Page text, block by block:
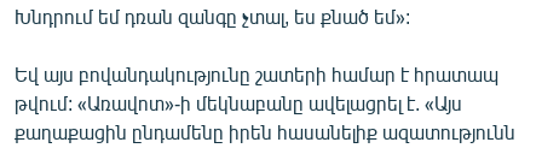
Խնդրում եմ դռան զանգը չտալ, ես քնած եմ»:
Եվ այս բովանդակությունը շատերի համար է հրատապ
թվում: «Առավոտ»-ի մեկնաբանը ավելացրել է. «Այս
քաղաքացին ընդամենը իրեն հասանելիք ազատությունն